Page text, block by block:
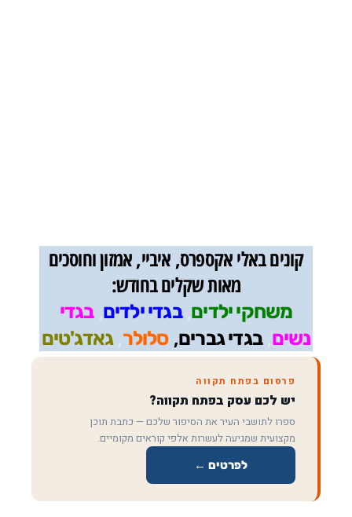
קונים באלי אקספרס, איביי, אמזון וחוסכים
מאות שקלים בחודש:
משחקי ילדים,בגדי ילדים,בגדי
נשים,בגדי גברים, סלולר,גאדג'טים
פרסום בפתח תקווה
יש לכם עסק בפתח תקווה?
ספרו לתושבי העיר את הסיפור שלכם — כתבת תוכן
מקצועית שמגיעה לעשרות אלפי קוראים מקומיים.
לפרטים ←